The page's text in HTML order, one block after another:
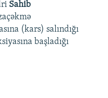
720p
1080p
Sahib
(kars) salındığı
başladığı